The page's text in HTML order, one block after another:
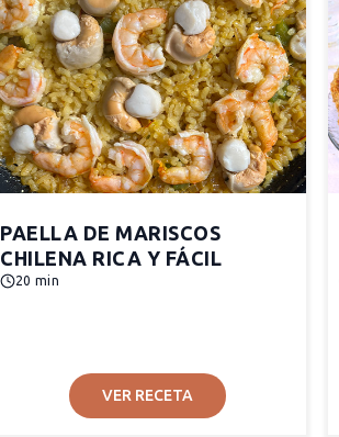
PAELLA DE MARISCOS
CHILENA RICA Y FÁCIL
20 min
VER RECETA